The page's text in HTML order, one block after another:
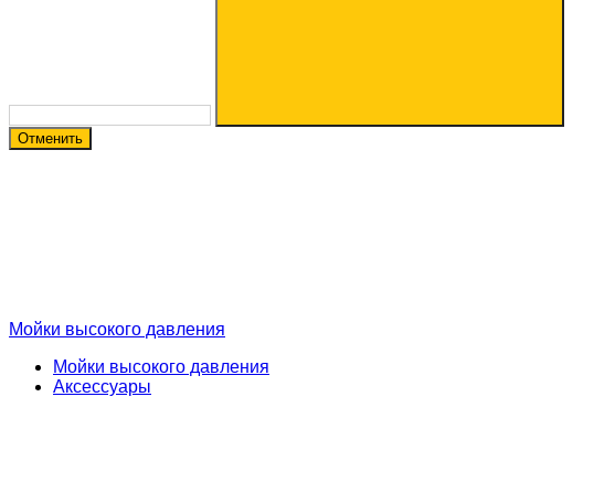
Отменить
Мойки высокого давления
Мойки высокого давления
Аксессуары